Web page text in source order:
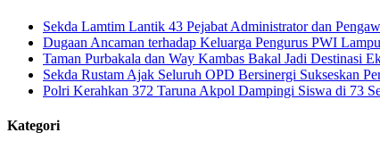
Sekda Lamtim Lantik 43 Pejabat Administrator dan
Dugaan Ancaman terhadap Keluarga Pengurus PWI
Taman Purbakala dan Way Kambas Bakal Jadi Destinasi
Sekda Rustam Ajak Seluruh OPD Bersinergi Sukseskan
Polri Kerahkan 372 Taruna Akpol Dampingi Siswa di 73
Kategori